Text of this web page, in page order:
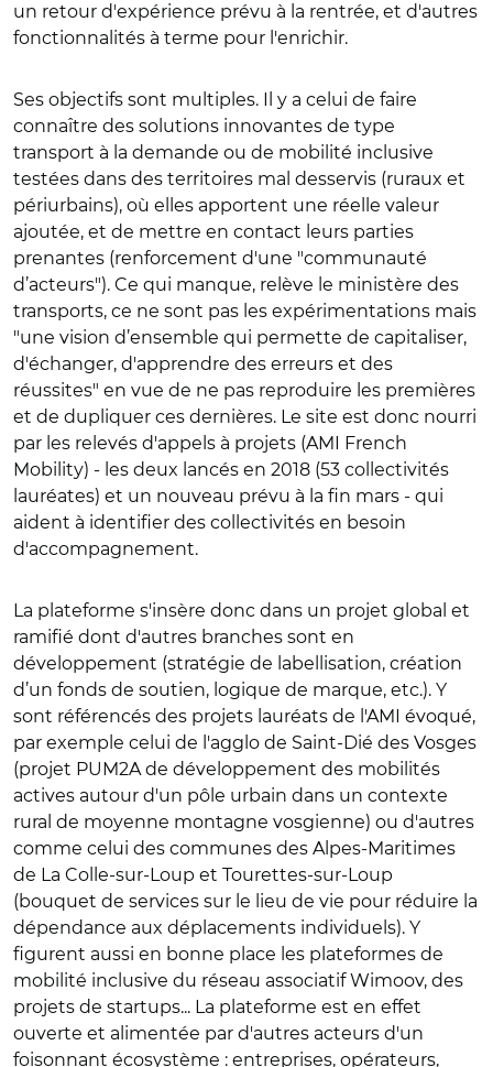
un retour d'expérience prévu à la rentrée, et d'autres
fonctionnalités à terme pour l'enrichir.
Ses objectifs sont multiples. Il y a celui de faire
connaître des solutions innovantes de type
transport à la demande ou de mobilité inclusive
testées dans des territoires mal desservis (ruraux et
périurbains), où elles apportent une réelle valeur
ajoutée, et de mettre en contact leurs parties
prenantes (renforcement d'une "communauté
d’acteurs"). Ce qui manque, relève le ministère des
transports, ce ne sont pas les expérimentations mais
"une vision d’ensemble qui permette de capitaliser,
d'échanger, d'apprendre des erreurs et des
réussites" en vue de ne pas reproduire les premières
et de dupliquer ces dernières. Le site est donc nourri
par les relevés d'appels à projets (AMI French
Mobility) - les deux lancés en 2018 (53 collectivités
lauréates) et un nouveau prévu à la fin mars - qui
aident à identifier des collectivités en besoin
d'accompagnement.
La plateforme s'insère donc dans un projet global et
ramifié dont d'autres branches sont en
développement (stratégie de labellisation, création
d’un fonds de soutien, logique de marque, etc.). Y
sont référencés des projets lauréats de l'AMI évoqué,
par exemple celui de l'agglo de Saint-Dié des Vosges
(projet PUM2A de développement des mobilités
actives autour d'un pôle urbain dans un contexte
rural de moyenne montagne vosgienne) ou d'autres
comme celui des communes des Alpes-Maritimes
de La Colle-sur-Loup et Tourettes-sur-Loup
(bouquet de services sur le lieu de vie pour réduire la
dépendance aux déplacements individuels). Y
figurent aussi en bonne place les plateformes de
mobilité inclusive du réseau associatif Wimoov, des
projets de startups... La plateforme est en effet
ouverte et alimentée par d'autres acteurs d'un
foisonnant écosystème : entreprises, opérateurs,